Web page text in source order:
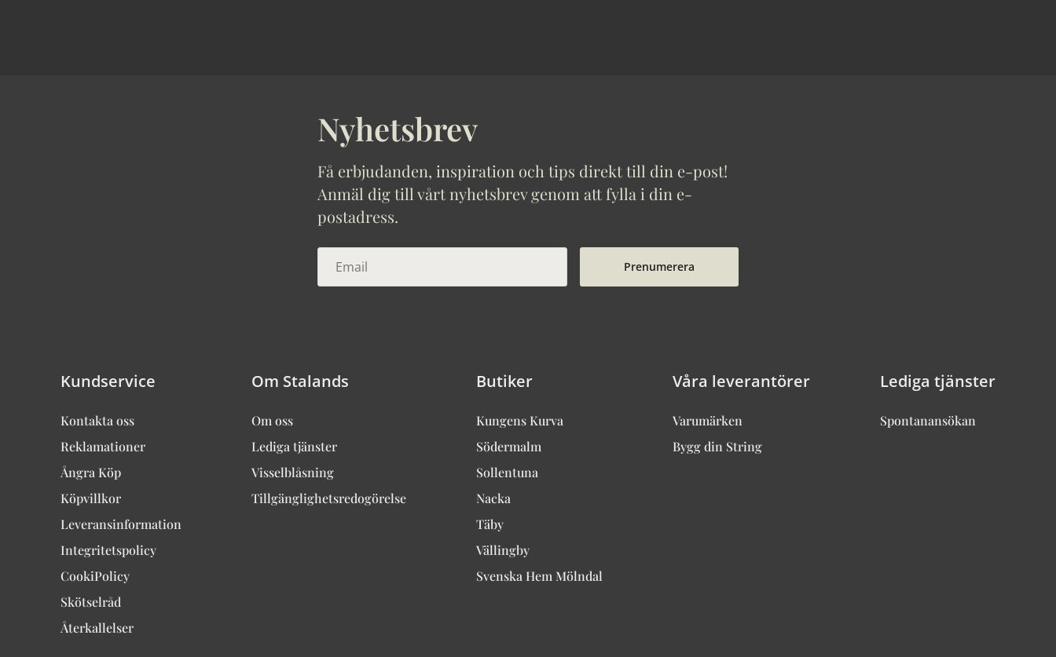
Nyhetsbrev
Få erbjudanden, inspiration och tips direkt till din e-post!
Anmäl dig till vårt nyhetsbrev genom att fylla i din e-
postadress.
Prenumerera
Kundservice
Kontakta oss
Reklamationer
Ångra Köp
Köpvillkor
Leveransinformation
Integritetspolicy
CookiPolicy
Skötselråd
Återkallelser
Om Stalands
Om oss
Lediga tjänster
Visselblåsning
Tillgänglighetsredogörelse
Butiker
Kungens Kurva
Södermalm
Sollentuna
Nacka
Täby
Vällingby
Svenska Hem Mölndal
Våra leverantörer
Varumärken
Bygg din String
Lediga tjänster
Spontanansökan